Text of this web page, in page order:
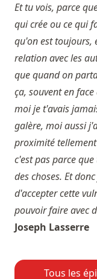
Et tu vois, parce
qui crée ou ce qui
qu'on est toujours,
relation avec les
que quand on
ça, souvent en
moi je t'avais
galère, moi aussi
proximité
c'est pas parce
des choses. Et
d'accepter cette
pouvoir faire avec
Joseph Lasserre
Tous les